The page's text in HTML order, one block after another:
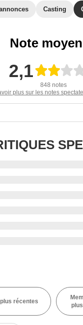
Casting
Note
2,1
848 notes
plus sur les notes
récentes